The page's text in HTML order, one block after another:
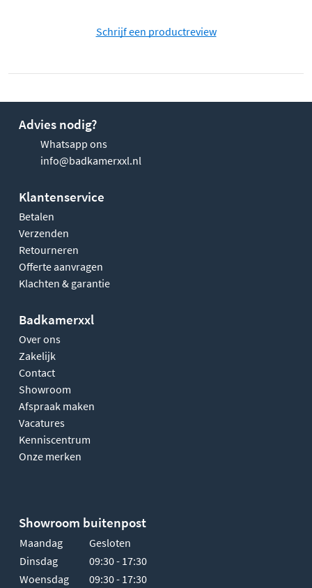
Schrijf een productreview
Advies nodig?
Whatsapp ons
info@badkamerxxl.nl
Klantenservice
Betalen
Verzenden
Retourneren
Offerte aanvragen
Klachten & garantie
Badkamerxxl
Over ons
Zakelijk
Contact
Showroom
Afspraak maken
Vacatures
Kenniscentrum
Onze merken
Showroom buitenpost
Maandag
Gesloten
Dinsdag
09:30 - 17:30
Woensdag
09:30 - 17:30